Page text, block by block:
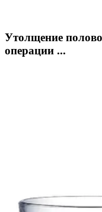
Утолщение
операции ...